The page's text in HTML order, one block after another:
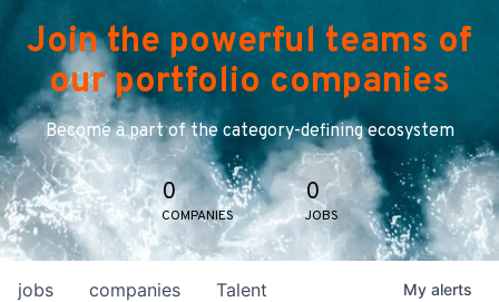
Join the powerful teams of
our portfolio companies
Become a part of the category-defining ecosystem
0
COMPANIES
0
JOBS
jobs companies Talent My alerts